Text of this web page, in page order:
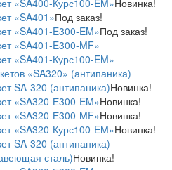
«SA400-Курс100-EM»Новинка!
«SA401»Под заказ!
«SA401-E300-EM»Под заказ!
«SA401-E300-MF»
«SA401-Курс100-EM»
«SA320» (антипаника)
SA-320 (антипаника)Новинка!
«SA320-Е300-EM»Новинка!
«SA320-Е300-MF»Новинка!
«SA320-Курс100-EM»Новинка!
SA-320 (антипаника)
сталь)Новинка!